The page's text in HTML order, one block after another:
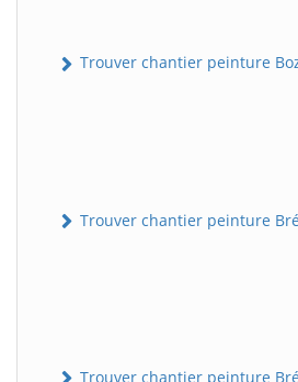
Trouver chantier peinture
Trouver chantier peinture
Trouver chantier peinture